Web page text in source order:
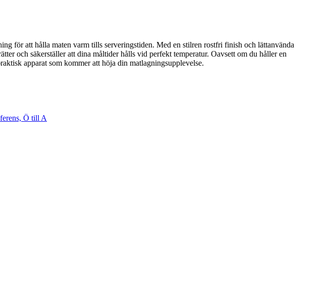
för att hålla maten varm tills serveringstiden. Med en stilren rostfri finish och lättanvända
och säkerställer att dina måltider hålls vid perfekt temperatur. Oavsett om du håller en
apparat som kommer att höja din matlagningsupplevelse.
Ö till A